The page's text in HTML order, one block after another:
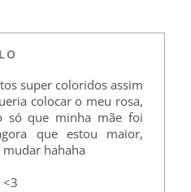
super coloridos assim
colocar o meu rosa,
só que minha mãe foi
que estou maior,
hahaha
<3